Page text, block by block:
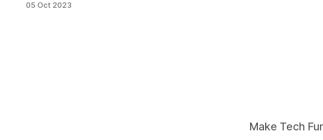
為 Fibit Labs 計劃的一部分，被內建
05 Oct 2023
Make Tech